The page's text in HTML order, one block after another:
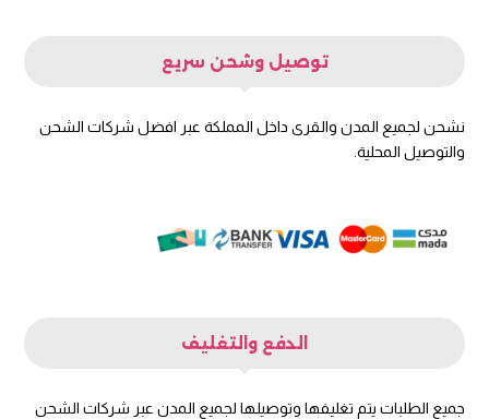
توصيل وشحن سريع
نشحن لجميع المدن والقرى داخل المملكة عبر افضل شركات الشحن
والتوصيل المحلية.
الدفع والتغليف
جميع الطلبات يتم تغليفها وتوصيلها لجميع المدن عبر شركات الشحن